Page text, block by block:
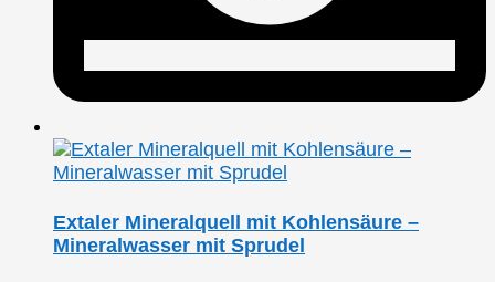
Extaler Mineralquell mit Kohlensäure –
Mineralwasser mit Sprudel